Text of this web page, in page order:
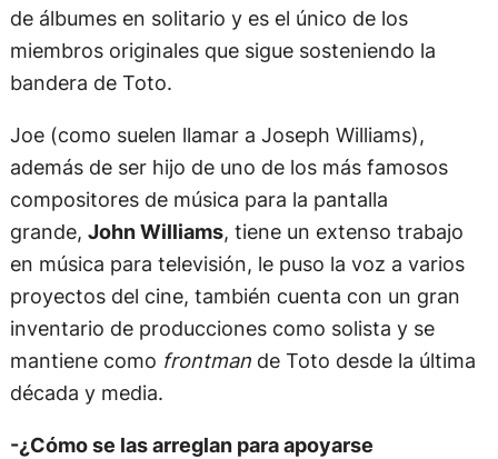
de álbumes en solitario y es el único de los
miembros originales que sigue sosteniendo la
bandera de Toto.
Joe (como suelen llamar a Joseph Williams),
además de ser hijo de uno de los más famosos
compositores de música para la pantalla
grande, John Williams, tiene un extenso trabajo
en música para televisión, le puso la voz a varios
proyectos del cine, también cuenta con un gran
inventario de producciones como solista y se
mantiene como frontman de Toto desde la última
década y media.
-¿Cómo se las arreglan para apoyarse